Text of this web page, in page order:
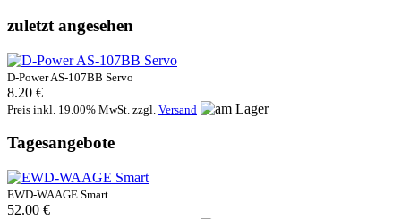
zuletzt angesehen
D-Power AS-107BB Servo
8.20 €
Preis inkl. 19.00% MwSt. zzgl. Versand
Tagesangebote
EWD-WAAGE Smart
52.00 €